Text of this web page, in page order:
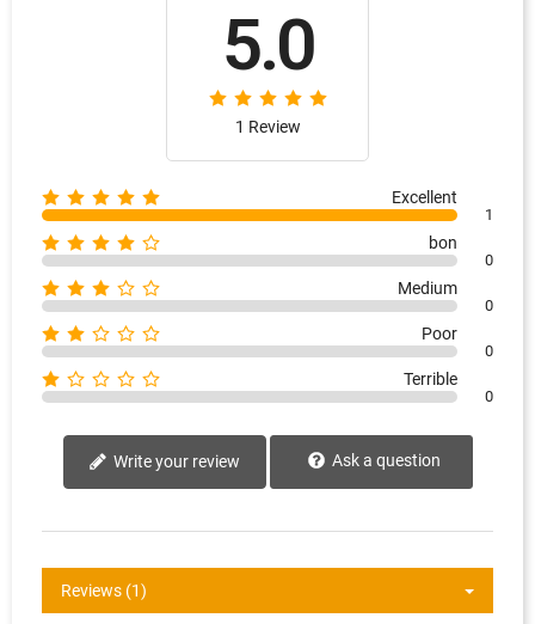
5.0
1 Review
Excellent
1
bon
0
Medium
0
Poor
0
Terrible
0
Write your review Ask a question
Reviews (1)